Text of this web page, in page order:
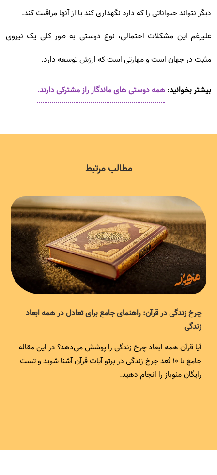
دیگر نتواند حیواناتی را که دارد نگهداری کند یا از آنها مراقبت کند.
علیرغم این مشکلات احتمالی، نوع دوستی به طور کلی یک نیروی
مثبت در جهان است و مهارتی است که ارزش توسعه دارد.
بیشتر بخوانید:همه دوستی های ماندگار راز مشترکی دارند.
مطالب مرتبط
چرخ زندگی در قرآن: راهنمای جامع برای تعادل در همه ابعاد
زندگی
آیا قرآن همه ابعاد چرخ زندگی را پوشش می‌دهد؟ در این مقاله
جامع با ۱۰ بُعد چرخ زندگی در پرتو آیات قرآن آشنا شوید و تست
رایگان منوباز را انجام دهید.